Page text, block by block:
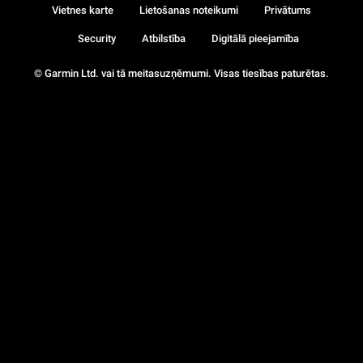
© Garmin Ltd. vai tā meitasuzņēmumi. Visas tiesības paturētas.
Vietnes karte Lietošanas noteikumi Privātums
Security Atbilstība Digitālā pieejamība